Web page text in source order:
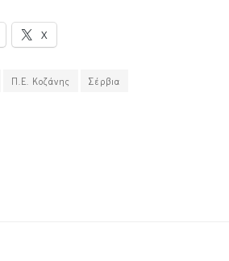
X
Π.Ε. Κοζάνης Σέρβια